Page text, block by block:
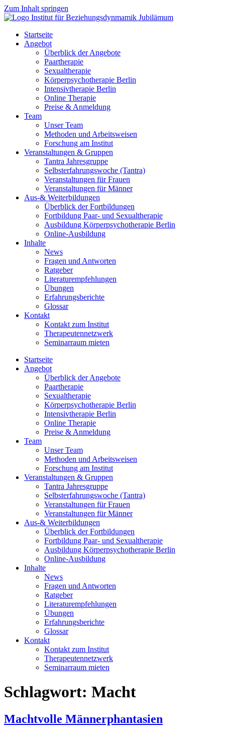
Zum Inhalt springen
Startseite
Angebot
Überblick der Angebote
Paartherapie
Sexualtherapie
Körperpsychotherapie Berlin
Intensivtherapie Berlin
Online Therapie
Preise & Anmeldung
Team
Unser Team
Methoden und Arbeitsweisen
Forschung am Institut
Veranstaltungen & Gruppen
Tantra Jahresgruppe
Selbsterfahrungswoche (Tantra)
Veranstaltungen für Frauen
Veranstaltungen für Männer
Aus-& Weiterbildungen
Überblick der Fortbildungen
Fortbildung Paar- und Sexualtherapie
Ausbildung Körperpsychotherapie Berlin
Online-Ausbildung
Inhalte
News
Fragen und Antworten
Ratgeber
Literaturempfehlungen
Übungen
Erfahrungsberichte
Glossar
Kontakt
Kontakt zum Institut
Therapeutennetzwerk
Seminarraum mieten
Startseite
Angebot
Überblick der Angebote
Paartherapie
Sexualtherapie
Körperpsychotherapie Berlin
Intensivtherapie Berlin
Online Therapie
Preise & Anmeldung
Team
Unser Team
Methoden und Arbeitsweisen
Forschung am Institut
Veranstaltungen & Gruppen
Tantra Jahresgruppe
Selbsterfahrungswoche (Tantra)
Veranstaltungen für Frauen
Veranstaltungen für Männer
Aus-& Weiterbildungen
Überblick der Fortbildungen
Fortbildung Paar- und Sexualtherapie
Ausbildung Körperpsychotherapie Berlin
Online-Ausbildung
Inhalte
News
Fragen und Antworten
Ratgeber
Literaturempfehlungen
Übungen
Erfahrungsberichte
Glossar
Kontakt
Kontakt zum Institut
Therapeutennetzwerk
Seminarraum mieten
Schlagwort: Macht
Machtvolle Männerphantasien